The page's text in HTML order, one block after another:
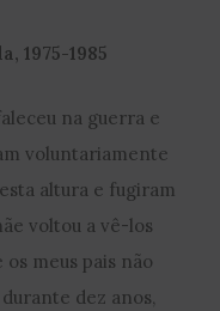
1975-1985
na guerra e
voluntariamente
altura e fugiram
voltou a vê-los
os meus pais não
dez anos,